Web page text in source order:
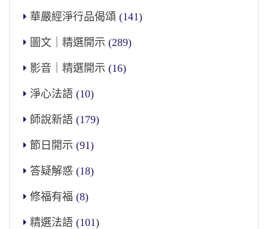
華嚴經淨行品偈頌 (141)
圖文｜精選開示 (289)
影音｜精選開示 (16)
淨心法語 (10)
師說新語 (179)
節日開示 (91)
答疑解惑 (18)
修福有福 (8)
精選法語 (101)